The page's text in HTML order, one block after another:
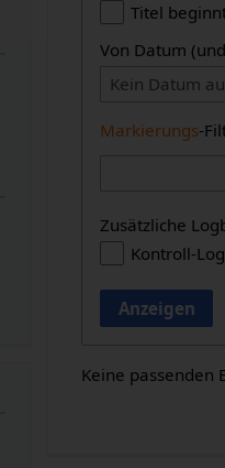
Titel
Von Datum
Kein Datum
Markierungs-
Zusätzliche
Kontroll-
Anzeigen
Keine passenden